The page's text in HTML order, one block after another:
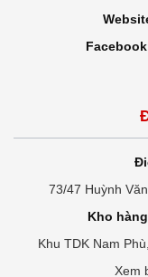
73/47 Huỳnh
Kho
Khu TDK Nam
Xem